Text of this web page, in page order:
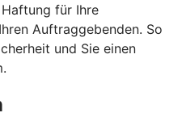
für Ihre
Auftraggebenden. So
und Sie einen